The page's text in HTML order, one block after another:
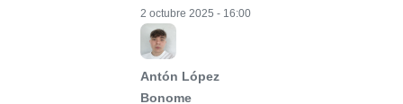
Antón López
Bonome
2 octubre 2025 - 16:00